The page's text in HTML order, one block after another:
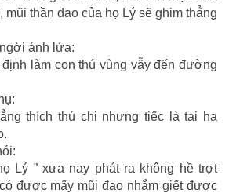
mũi thần đao của họ Lý sẽ ghim thẳng
ánh lửa:
làm con thú vùng vẫy đến đường
thích thú chi nhưng tiếc là tại hạ
Lý ” xưa nay phát ra không hề trợt
được mấy mũi đao nhắm giết được